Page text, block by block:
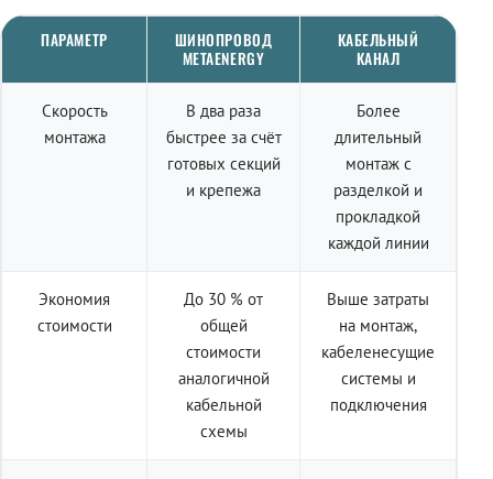
ПАРАМЕТР
ШИНОПРОВОД
METAENERGY
КАБЕЛЬНЫЙ
КАНАЛ
Скорость
монтажа
В два раза
быстрее за счёт
готовых секций
и крепежа
Более
длительный
монтаж с
разделкой и
прокладкой
каждой линии
Экономия
стоимости
До 30 % от
общей
стоимости
аналогичной
кабельной
схемы
Выше затраты
на монтаж,
кабеленесущие
системы и
подключения